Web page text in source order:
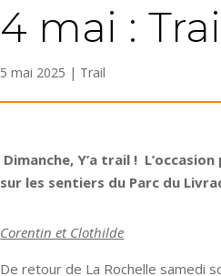
4 mai :
5 mai 2025 | Trail
Dimanche, Y’a trail !
sur les sentiers du Parc du
Corentin et Clothilde
De retour de La Rochelle samedi